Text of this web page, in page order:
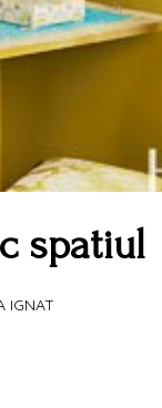
spatiul
IGNAT